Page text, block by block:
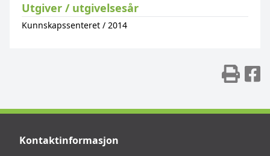
Utgiver / utgivelsesår
Kunnskapssenteret / 2014
Kontaktinformasjon